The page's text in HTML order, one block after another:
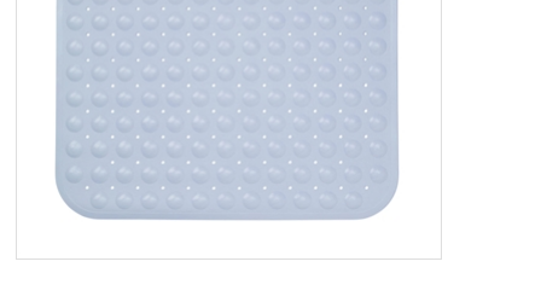
TILBUD
FORSIDE
PROFIL
NYHEDER